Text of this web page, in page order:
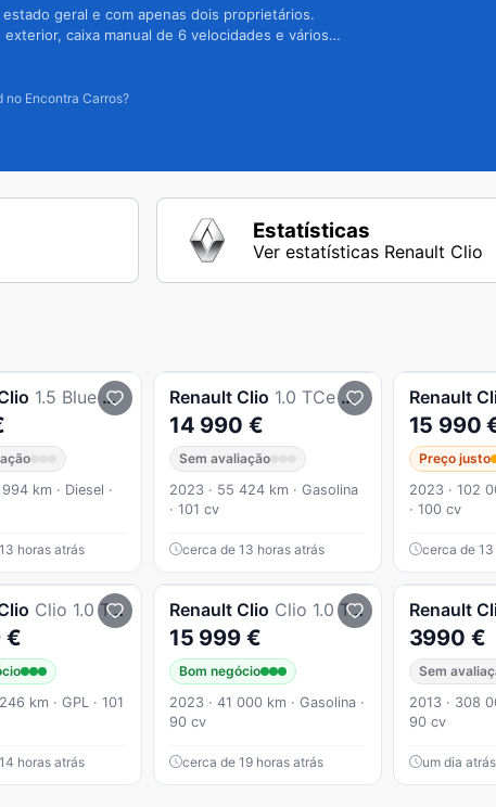
geral e com apenas dois proprietários.
caixa manual de 6 velocidades e vários
no Encontra Carros?
Estatísticas
Ver estatísticas Renault Clio
1.5 Blue dCi Zen
km · Diesel ·
horas atrás
Renault Clio 1.0 TCe Evolution Bi-Fuel
14 990 €
Sem avaliação
2023 · 55 424 km · Gasolina
· 101 cv
cerca de 13 horas atrás
Renault
15 990
Preço justo
2023 · 102
· 100 cv
cerca de
Clio 1.0 Tce Evolution Bi-Fuel
€
km · GPL · 101
horas atrás
Renault Clio Clio 1.0 Tce Evolution
15 999 €
Bom negócio
2023 · 41 000 km · Gasolina ·
90 cv
cerca de 19 horas atrás
Renault
3990 €
Sem
2013 · 308
90 cv
um dia atrás